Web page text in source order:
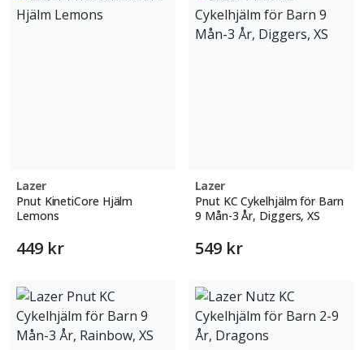
Lazer
Pnut KinetiCore Hjälm
Lemons
449 kr
Lazer
Pnut KC Cykelhjälm för Barn
9 Mån-3 År, Diggers, XS
549 kr